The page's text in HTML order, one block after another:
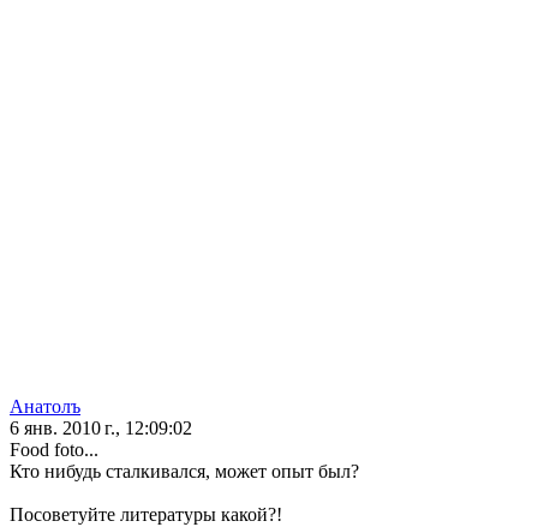
Анатолъ
6 янв. 2010 г., 12:09:02
Food foto...
Кто нибудь сталкивался, может опыт был?
Посоветуйте литературы какой?!